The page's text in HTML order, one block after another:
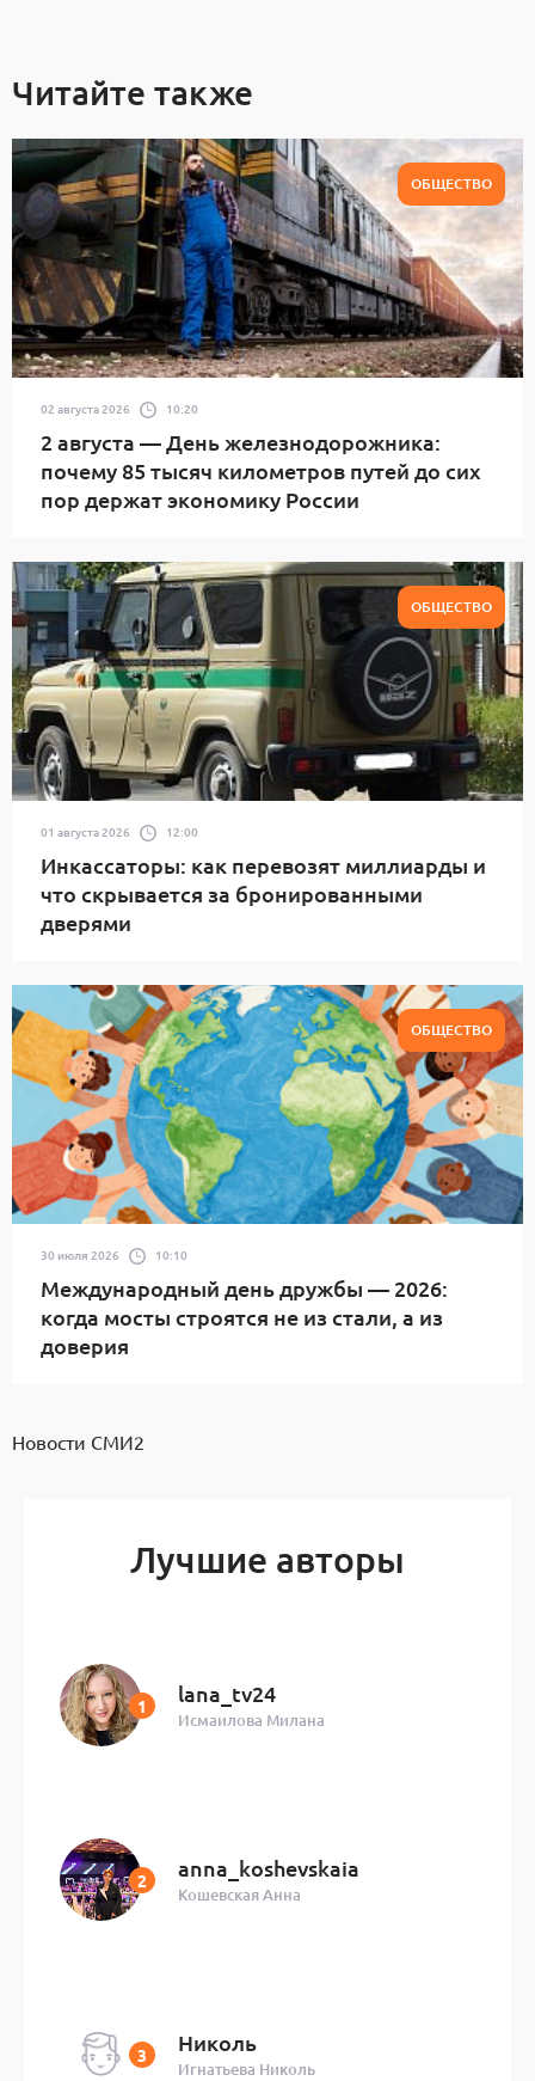
Читайте также
ОБЩЕСТВО
02 августа 2026 10:20
2 августа — День железнодорожника:
почему 85 тысяч километров путей до сих
пор держат экономику России
ОБЩЕСТВО
01 августа 2026 12:00
Инкассаторы: как перевозят миллиарды и
что скрывается за бронированными
дверями
ОБЩЕСТВО
30 июля 2026 10:10
Международный день дружбы — 2026:
когда мосты строятся не из стали, а из
доверия
Новости СМИ2
Лучшие авторы
lana_tv24
Исмаилова Милана
anna_koshevskaia
Кошевская Анна
Николь
Игнатьева Николь